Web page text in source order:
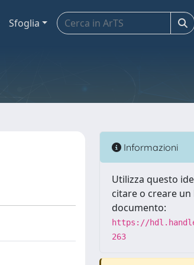
Sfoglia
Informazioni
Utilizza questo
citare o creare
documento:
https://
263